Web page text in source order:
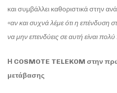
και συμβάλλει καθοριστικά στην
«αν και συχνά λέμε ότι η επένδυση
να μην επενδύεις σε αυτή είναι
Η COSMOTE TELEKOM στην
μετάβασης